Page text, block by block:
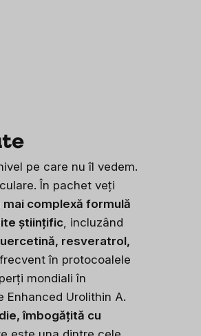
pe care nu îl vedem.
În pachet veți
mai complexă formulă
științific , incluzând
resveratrol,
în protocoalele
mondiali în
Enhanced Urolithin A.
îmbogățită cu